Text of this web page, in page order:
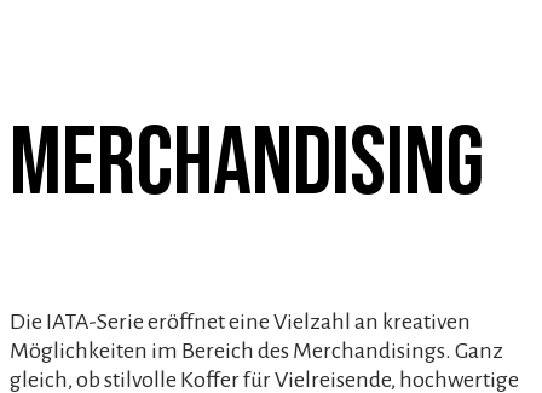
Merchandising
Die IATA-Serie eröffnet eine Vielzahl an kreativen
Möglichkeiten im Bereich des Merchandisings. Ganz
gleich, ob stilvolle Koffer für Vielreisende, hochwertige